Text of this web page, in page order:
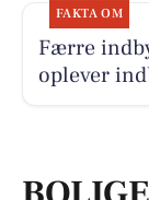
FAKTA OM
Færre
oplever